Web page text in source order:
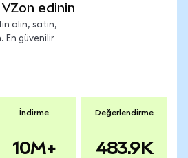
edinin
alın, satın,
En güvenilir
İndirme
10M+
Değerlendirme
483.9K